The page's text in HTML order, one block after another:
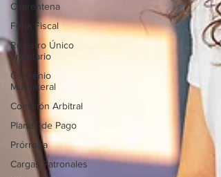
Cuarentena
Feria Fiscal
Registro Único
Tributario
Convenio
Multilateral
Comisión Arbitral
Planes de Pago
Prórroga
Cargas Patronales